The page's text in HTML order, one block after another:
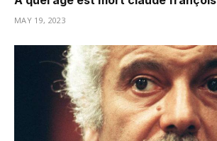
MAY 19, 2023